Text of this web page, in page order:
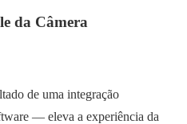
da Câmera
de uma integração
— eleva a experiência da